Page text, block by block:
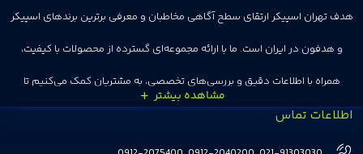
هدف تهران اسپیکر ارتقای سطح آگاهی مخاطبان و معرفی برترین برندهای اسپیکر
و هدفون در ایران است. ما با ارائه مجموعه‌ای گسترده از محصولات با کیفیت،
همراه با اطلاعات دقیق و بررسی‌های تخصصی، به مشتریان کمک می‌کنیم تا
انتخاب‌های درست و هوشمندانه‌ای داشته باشند. تهران اسپیکر با تجربه‌ای بیش از
هفت سال در این زمینه، بر ایجاد تجربه خریدی آسان، سریع و مطمئن تمرکز دارد تا
اطلاعات تماس